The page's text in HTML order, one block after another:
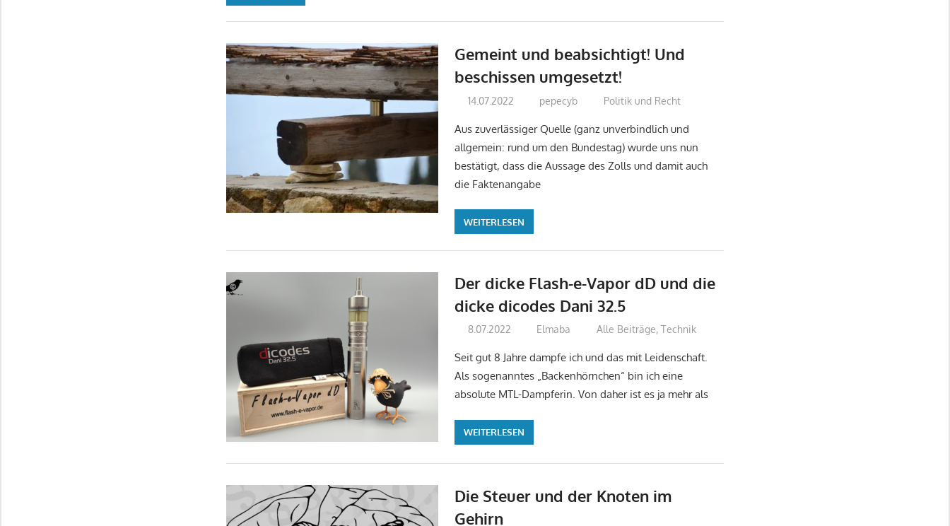
Gemeint und beabsichtigt! Und
beschissen umgesetzt!
14.07.2022 pepecyb Politik und Recht
Aus zuverlässiger Quelle (ganz unverbindlich und
allgemein: rund um den Bundestag) wurde uns nun
bestätigt, dass die Aussage des Zolls und damit auch
die Faktenangabe
WEITERLESEN
Der dicke Flash-e-Vapor dD und die
dicke dicodes Dani 32.5
8.07.2022 Elmaba Alle Beiträge,Technik
Seit gut 8 Jahre dampfe ich und das mit Leidenschaft.
Als sogenanntes „Backenhörnchen“ bin ich eine
absolute MTL-Dampferin. Von daher ist es ja mehr als
WEITERLESEN
Die Steuer und der Knoten im
Gehirn